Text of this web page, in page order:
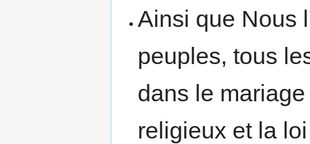
Ainsi que Nous
peuples, tous
dans le
religieux et la